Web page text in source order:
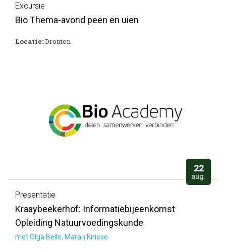
Excursie
Bio Thema-avond peen en uien
Locatie:Dronten
22
aug.
Presentatie
Kraaybeekerhof: Informatiebijeenkomst
Opleiding Natuurvoedingskunde
met Olga Belle, Maran Kniese